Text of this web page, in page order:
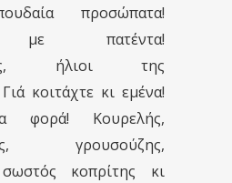
προσώπατα!
με πατέντα!
ήλιοι της
κοιτάχτε κι εμένα!
φορά! Κουρελής,
γρουσούζης,
κοπρίτης κι